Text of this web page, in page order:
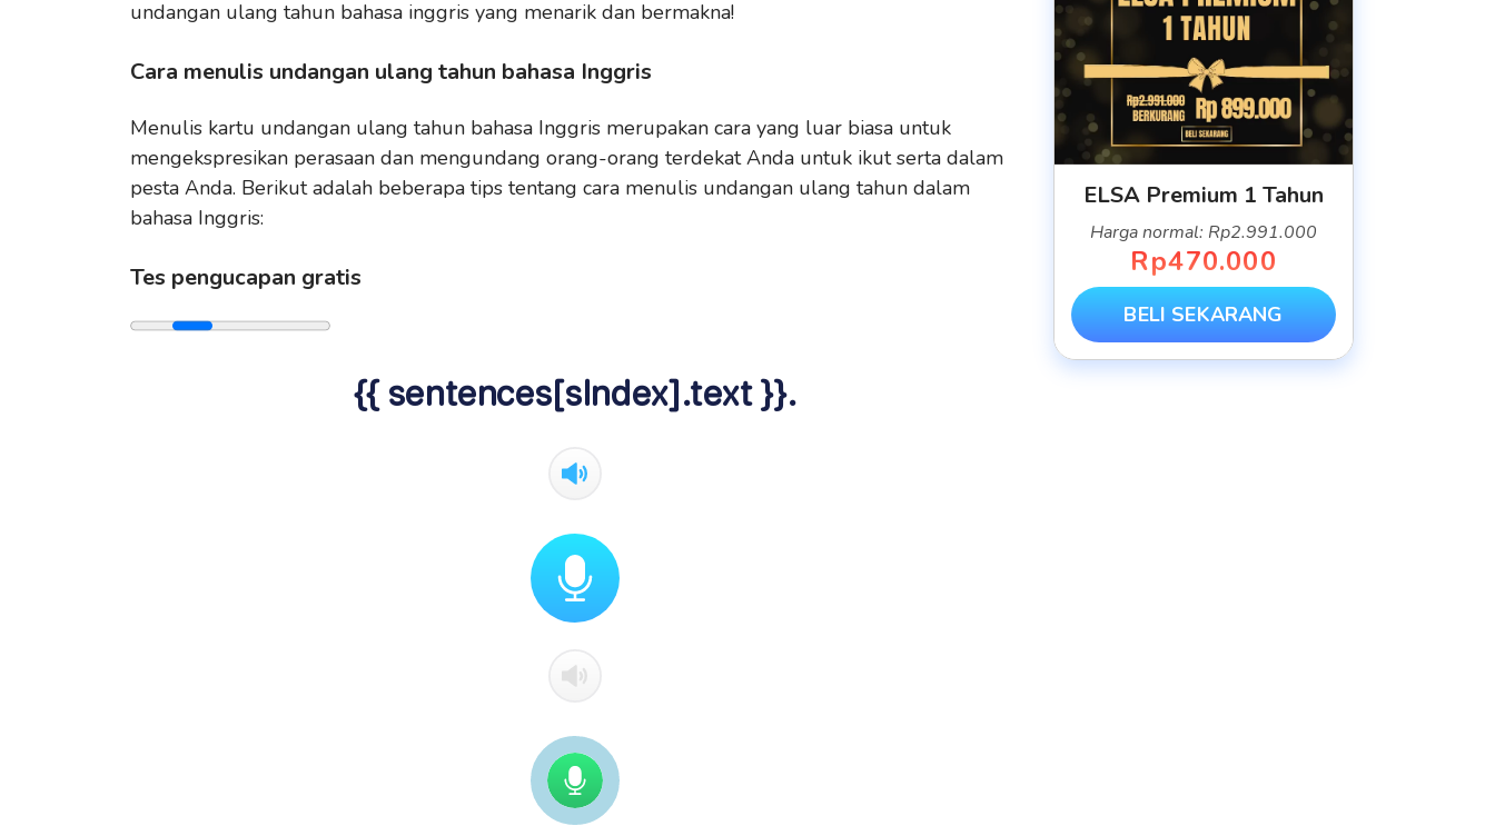
undangan ulang tahun bahasa inggris yang menarik dan bermakna!
Cara menulis undangan ulang tahun bahasa Inggris
Menulis kartu undangan ulang tahun bahasa Inggris merupakan cara yang luar biasa untuk
mengekspresikan perasaan dan mengundang orang-orang terdekat Anda untuk ikut serta dalam
pesta Anda. Berikut adalah beberapa tips tentang cara menulis undangan ulang tahun dalam
bahasa Inggris:
Tes pengucapan gratis
{{ sentences[sIndex].text }}.
ELSA Premium 1 Tahun
Harga normal: Rp2.991.000
Rp470.000
BELI SEKARANG